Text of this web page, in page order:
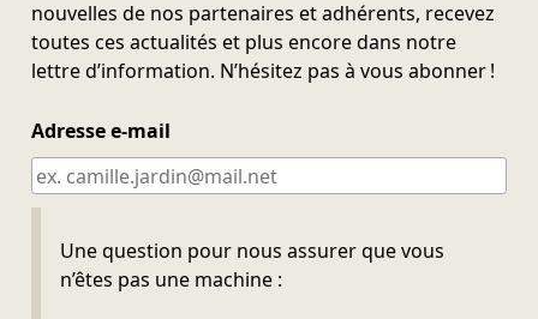
nouvelles de nos partenaires et adhérents, recevez
toutes ces actualités et plus encore dans notre
lettre d’information. N’hésitez pas à vous abonner !
Adresse e-mail
Une question pour nous assurer que vous
n’êtes pas une machine :
Ne pas remplir